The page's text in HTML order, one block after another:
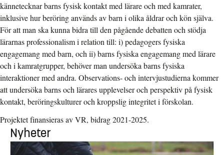
kännetecknar barns fysisk kontakt med lärare och med kamrater,
inklusive hur beröring används av barn i olika åldrar och kön själva.
För att man ska kunna bidra till den pågående debatten och stödja
lärarnas professionalism i relation till: i) pedagogers fysiska
engagemang med barn, och ii) barns fysiska engagemang med lärare
och i kamratgrupper, behöver man undersöka barns fysiska
interaktioner med andra. Observations- och intervjustudierna kommer
att undersöka barns och lärares upplevelser och perspektiv på fysisk
kontakt, beröringskulturer och kroppslig integritet i förskolan.
Projektet finansieras av VR, bidrag 2021-2025.
Nyheter